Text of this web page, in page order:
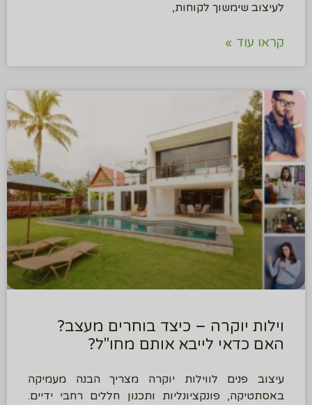
לעיצוב שימשוך לקוחות,
קראו עוד »
וילות יוקרה – כיצד בוחרים מעצב?
האם כדאי לייבא אותם מחו"ל?
עיצוב פנים לווילות יוקרה מצריך הבנה מעמיקה
באסתטיקה, פונקציונליות ותכנון חללים רחבי ידיים.